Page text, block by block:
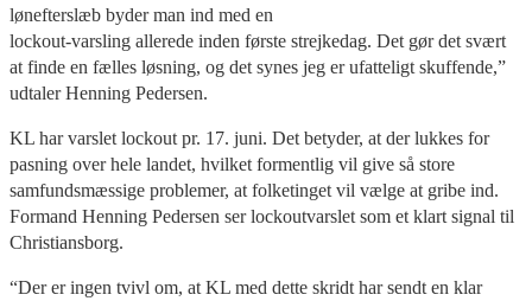
lønefterslæb byder man ind med en
lockout-varsling allerede inden første strejkedag. Det gør det svært
at finde en fælles løsning, og det synes jeg er ufatteligt skuffende,”
udtaler Henning Pedersen.
KL har varslet lockout pr. 17. juni. Det betyder, at der lukkes for
pasning over hele landet, hvilket formentlig vil give så store
samfundsmæssige problemer, at folketinget vil vælge at gribe ind.
Formand Henning Pedersen ser lockoutvarslet som et klart signal til
Christiansborg.
“Der er ingen tvivl om, at KL med dette skridt har sendt en klar